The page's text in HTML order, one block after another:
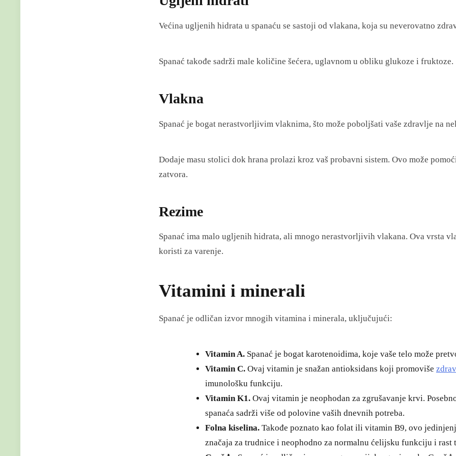
Većina ugljenih hidrata u spanaću se sastoji od vlakana, koja su neverovatno
Spanać takođe sadrži male količine šećera, uglavnom u obliku glukoze i fruktoze.
Vlakna
Spanać je bogat nerastvorljivim vlaknima, što može poboljšati vaše zdravlje na
Dodaje masu stolici dok hrana prolazi kroz vaš probavni sistem. Ovo može
zatvora.
Rezime
Spanać ima malo ugljenih hidrata, ali mnogo nerastvorljivih vlakana. Ova vrsta
koristi za varenje.
Vitamini i minerali
Spanać je odličan izvor mnogih vitamina i minerala, uključujući:
Vitamin A.Spanać je bogat karotenoidima, koje vaše telo može
Vitamin C.Ovaj vitamin je snažan antioksidans koji promoviše
imunološku funkciju.
Vitamin K1.Ovaj vitamin je neophodan za zgrušavanje krvi.
spanaća sadrži više od polovine vaših dnevnih potreba.
Folna kiselina.Takođe poznato kao folat ili vitamin B9, ovo
značaja za trudnice i neophodno za normalnu ćelijsku funkciju i rast